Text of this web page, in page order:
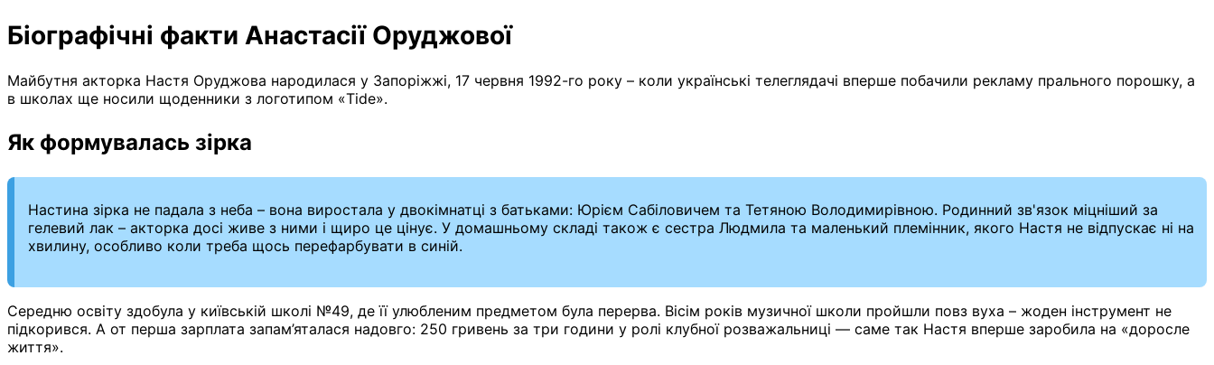
Біографічні факти Анастасії Оруджової
Майбутня акторка Настя Оруджова народилася у Запоріжжі, 17 червня 1992-го року – коли українські телеглядачі вперше побачили рекламу прального порошку, а
в школах ще носили щоденники з логотипом «Tide».
Як формувалась зірка
Настина зірка не падала з неба – вона виростала у двокімнатці з батьками: Юрієм Сабіловичем та Тетяною Володимирівною. Родинний зв'язок міцніший за
гелевий лак – акторка досі живе з ними і щиро це цінує. У домашньому складі також є сестра Людмила та маленький племінник, якого Настя не відпускає ні на
хвилину, особливо коли треба щось перефарбувати в синій.
Середню освіту здобула у київській школі №49, де її улюбленим предметом була перерва. Вісім років музичної школи пройшли повз вуха – жоден інструмент не
підкорився. А от перша зарплата запам’яталася надовго: 250 гривень за три години у ролі клубної розважальниці — саме так Настя вперше заробила на «доросле
життя».